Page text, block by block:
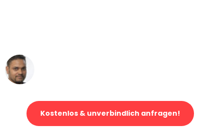
Kostenlos & unverbindlich anfragen!